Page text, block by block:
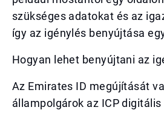
szükséges adatokat és az
így az igénylés benyújtása
Hogyan lehet benyújtani az
Az Emirates ID megújítását
állampolgárok az ICP